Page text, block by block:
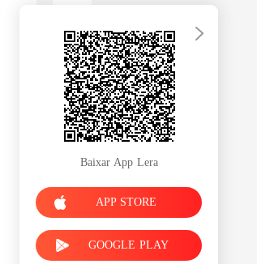
Baixar App Lera
APP STORE
GOOGLE PLAY